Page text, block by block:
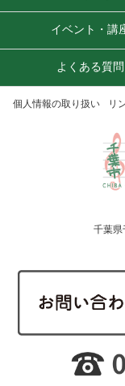
イベント・講
よくある質問
個人情報の取り扱い リ
千葉県